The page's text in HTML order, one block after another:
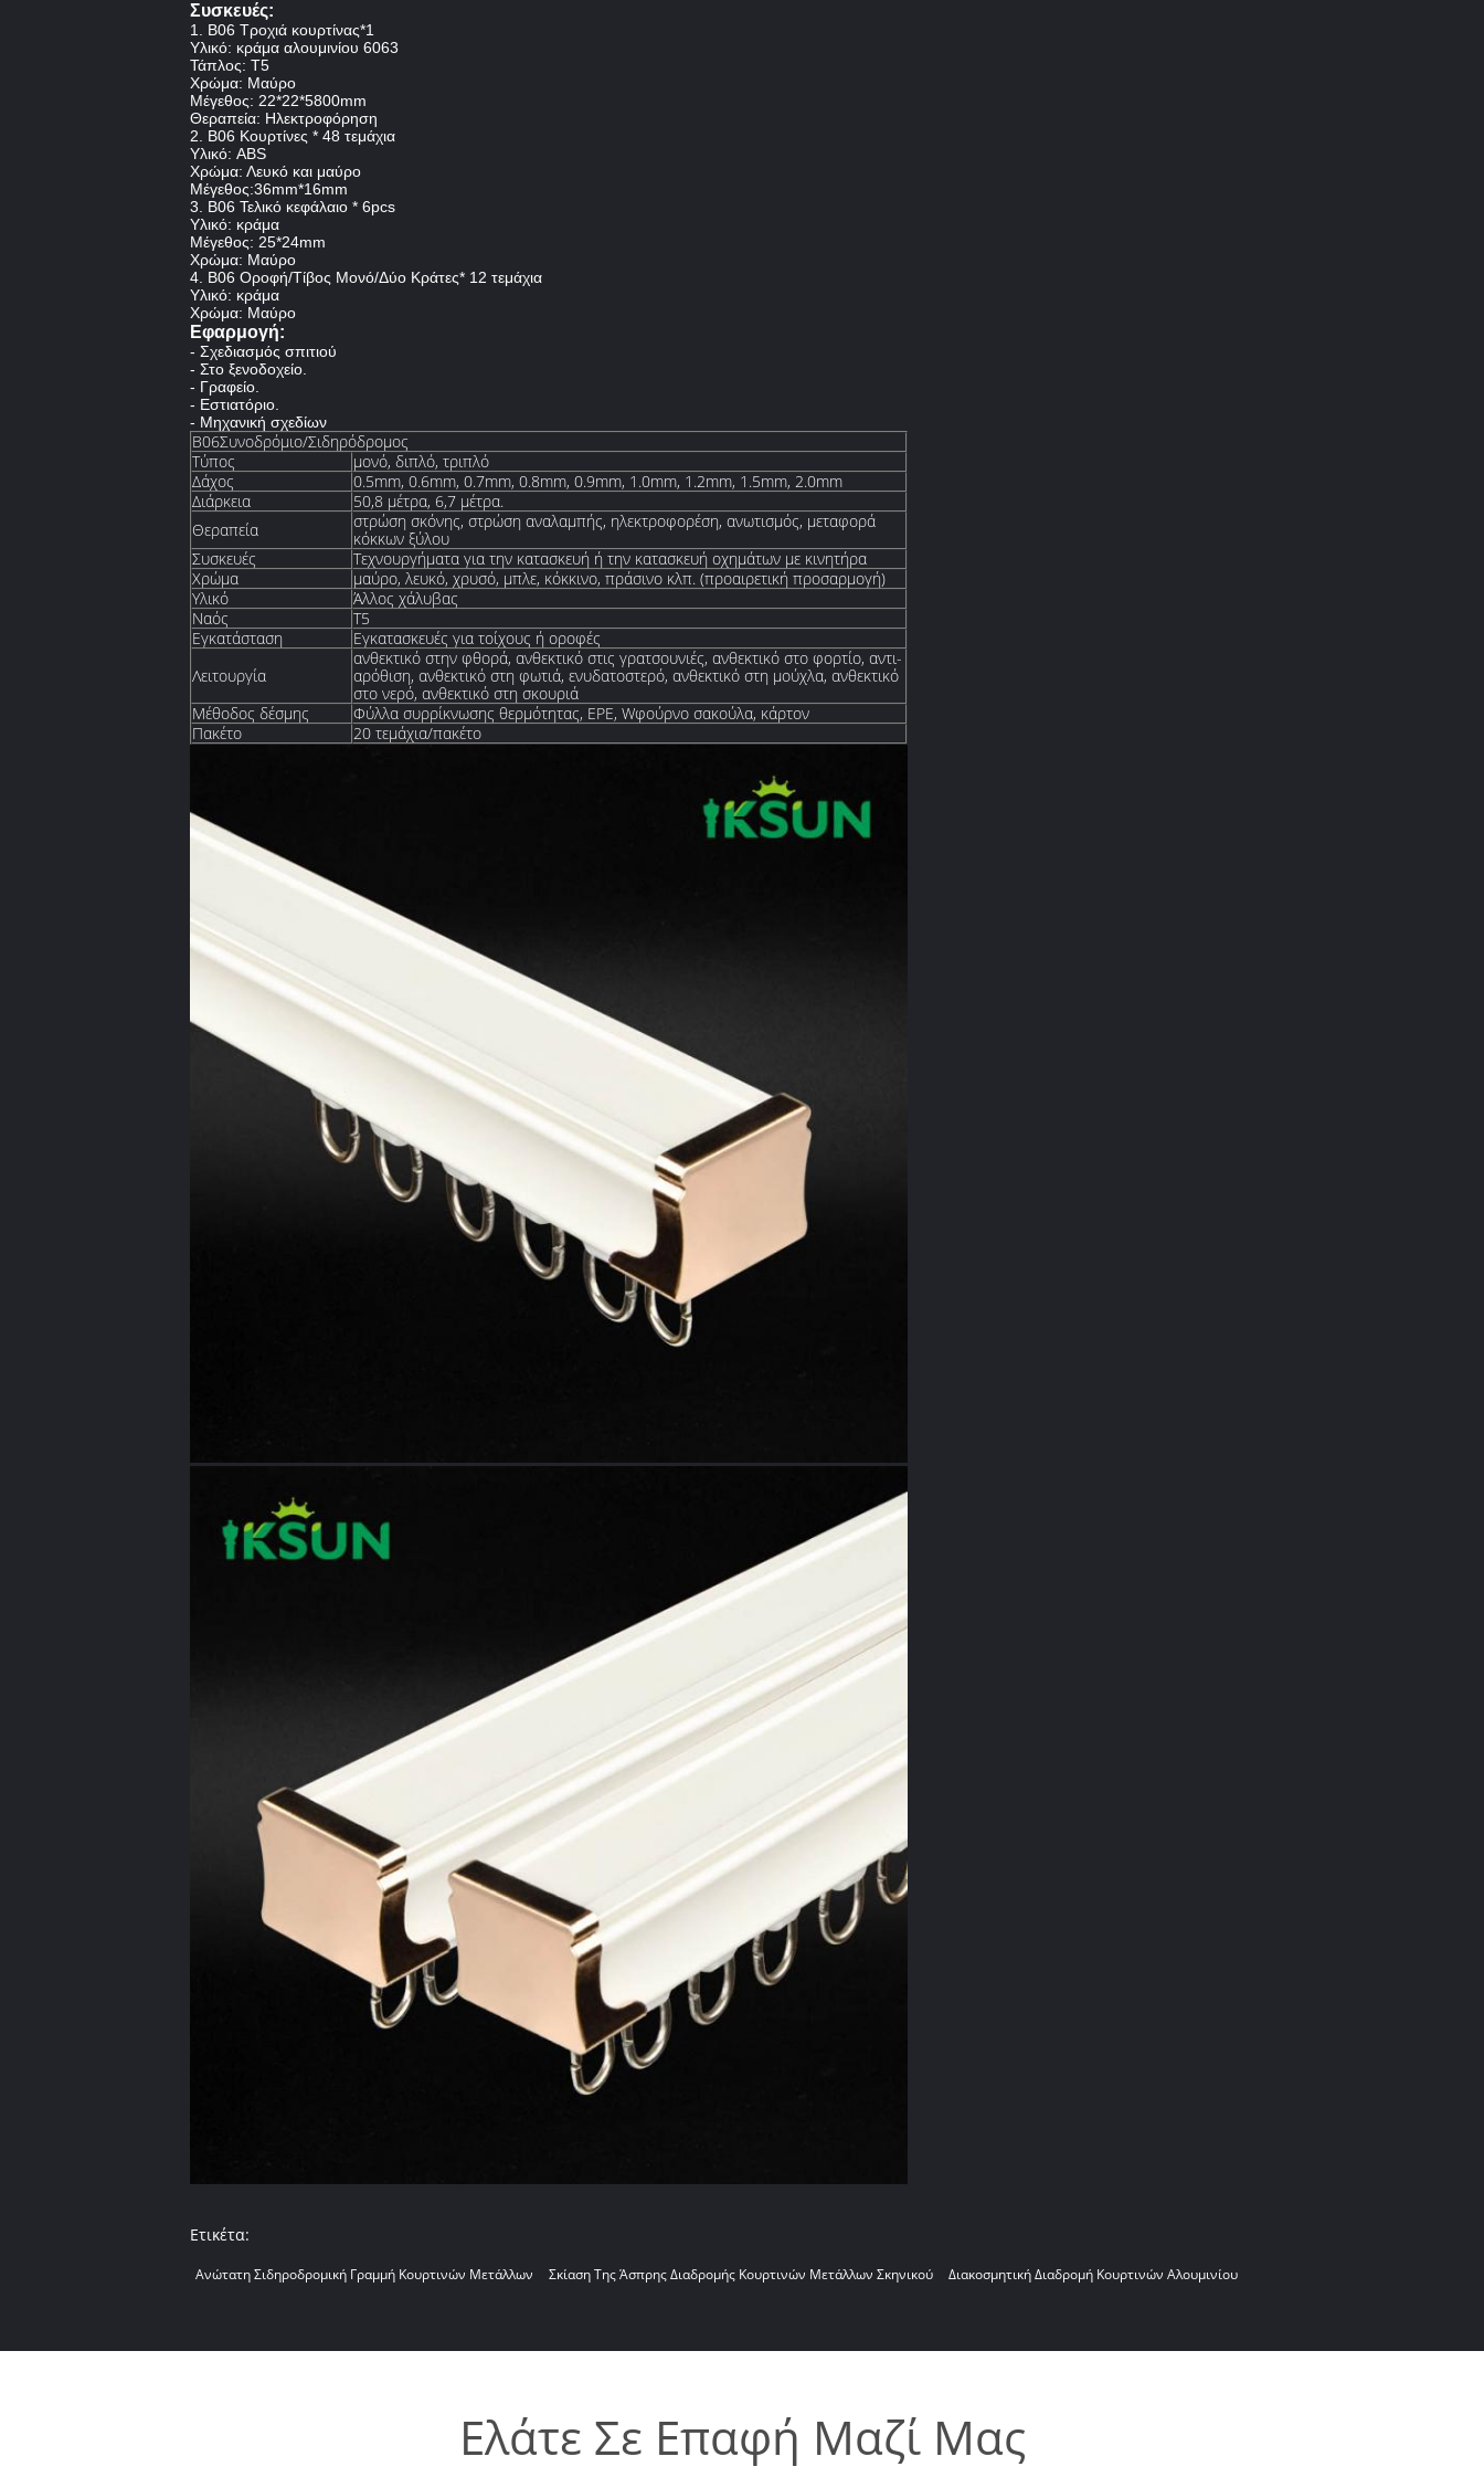
Συσκευές:
1. Β06 Τροχιά κουρτίνας*1
Υλικό: κράμα αλουμινίου 6063
Τάπλος: T5
Χρώμα: Μαύρο
Μέγεθος: 22*22*5800mm
Θεραπεία: Ηλεκτροφόρηση
2. B06 Κουρτίνες * 48 τεμάχια
Υλικό: ABS
Χρώμα: Λευκό και μαύρο
Μέγεθος:36mm*16mm
3. B06 Τελικό κεφάλαιο * 6pcs
Υλικό: κράμα
Μέγεθος: 25*24mm
Χρώμα: Μαύρο
4. Β06 Οροφή/Τίβος Μονό/Δύο Κράτες* 12 τεμάχια
Υλικό: κράμα
Χρώμα: Μαύρο
Εφαρμογή:
- Σχεδιασμός σπιτιού
- Στο ξενοδοχείο.
- Γραφείο.
- Εστιατόριο.
- Μηχανική σχεδίων
Β06Συνοδρόμιο/Σιδηρόδρομος
Τύπος
μονό, διπλό, τριπλό
Δάχος
0.5mm, 0.6mm, 0.7mm, 0.8mm, 0.9mm, 1.0mm, 1.2mm, 1.5mm, 2.0mm
Διάρκεια
50,8 μέτρα, 6,7 μέτρα.
Θεραπεία
στρώση σκόνης, στρώση αναλαμπής, ηλεκτροφορέση, ανωτισμός, μεταφορά
κόκκων ξύλου
Συσκευές
Τεχνουργήματα για την κατασκευή ή την κατασκευή οχημάτων με κινητήρα
Χρώμα
μαύρο, λευκό, χρυσό, μπλε, κόκκινο, πράσινο κλπ. (προαιρετική προσαρμογή)
Υλικό
Άλλος χάλυβας
Ναός
Τ5
Εγκατάσταση
Εγκατασκευές για τοίχους ή οροφές
Λειτουργία
ανθεκτικό στην φθορά, ανθεκτικό στις γρατσουνιές, ανθεκτικό στο φορτίο, αντι-
αρόθιση, ανθεκτικό στη φωτιά, ενυδατοστερό, ανθεκτικό στη μούχλα, ανθεκτικό
στο νερό, ανθεκτικό στη σκουριά
Μέθοδος δέσμης
Φύλλα συρρίκνωσης θερμότητας, EPE, Wφούρνο σακούλα, κάρτον
Πακέτο
20 τεμάχια/πακέτο
Ετικέτα:
Ανώτατη Σιδηροδρομική Γραμμή Κουρτινών Μετάλλων Σκίαση Της Άσπρης Διαδρομής Κουρτινών Μετάλλων Σκηνικού Διακοσμητική Διαδρομή Κουρτινών Αλουμινίου
Ελάτε Σε Επαφή Μαζί Μας